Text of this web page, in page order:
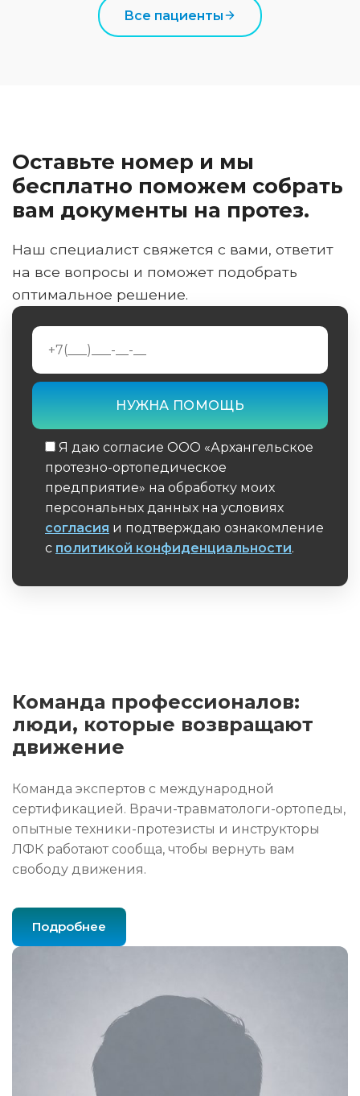
Все пациенты
Оставьте номер и мы
бесплатно поможем собрать
вам документы на протез.
Наш специалист свяжется с вами, ответит
на все вопросы и поможет подобрать
оптимальное решение.
Я даю согласие ООО «Архангельское
протезно-ортопедическое
предприятие» на обработку моих
персональных данных на условиях
согласия и подтверждаю ознакомление
с политикой конфиденциальности.
Команда профессионалов:
люди, которые возвращают
движение
Команда экспертов с международной
сертификацией. Врачи-травматологи-ортопеды,
опытные техники-протезисты и инструкторы
ЛФК работают сообща, чтобы вернуть вам
свободу движения.
Подробнее